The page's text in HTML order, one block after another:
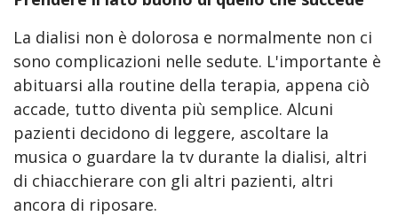
La dialisi non è dolorosa e normalmente non ci
sono complicazioni nelle sedute. L'importante è
abituarsi alla routine della terapia, appena ciò
accade, tutto diventa più semplice. Alcuni
pazienti decidono di leggere, ascoltare la
musica o guardare la tv durante la dialisi, altri
di chiacchierare con gli altri pazienti, altri
ancora di riposare.